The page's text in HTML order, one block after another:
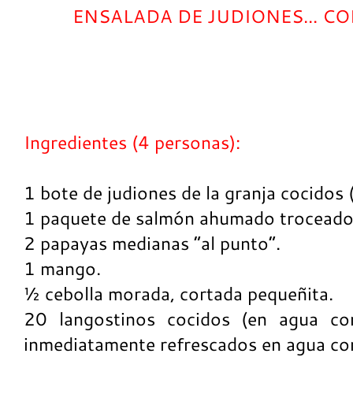
ENSALADA DE JUDIONES...
Ingredientes (4 personas):
1 bote de judiones de la granja cocidos
1 paquete de salmón ahumado
2 papayas medianas “al punto”.
1 mango.
½ cebolla morada, cortada pequeñita.
20 langostinos cocidos (en agua
inmediatamente refrescados en agua